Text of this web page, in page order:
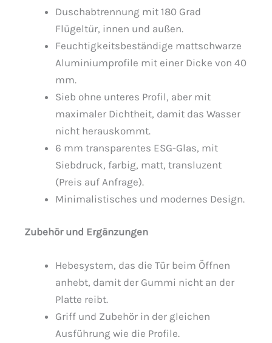
Duschabtrennung mit 180 Grad
Flügeltür, innen und außen.
Feuchtigkeitsbeständige mattschwarze
Aluminiumprofile mit einer Dicke von 40
mm.
Sieb ohne unteres Profil, aber mit
maximaler Dichtheit, damit das Wasser
nicht herauskommt.
6 mm transparentes ESG-Glas, mit
Siebdruck, farbig, matt, transluzent
(Preis auf Anfrage).
Minimalistisches und modernes Design.
Zubehör und Ergänzungen
Hebesystem, das die Tür beim Öffnen
anhebt, damit der Gummi nicht an der
Platte reibt.
Griff und Zubehör in der gleichen
Ausführung wie die Profile.